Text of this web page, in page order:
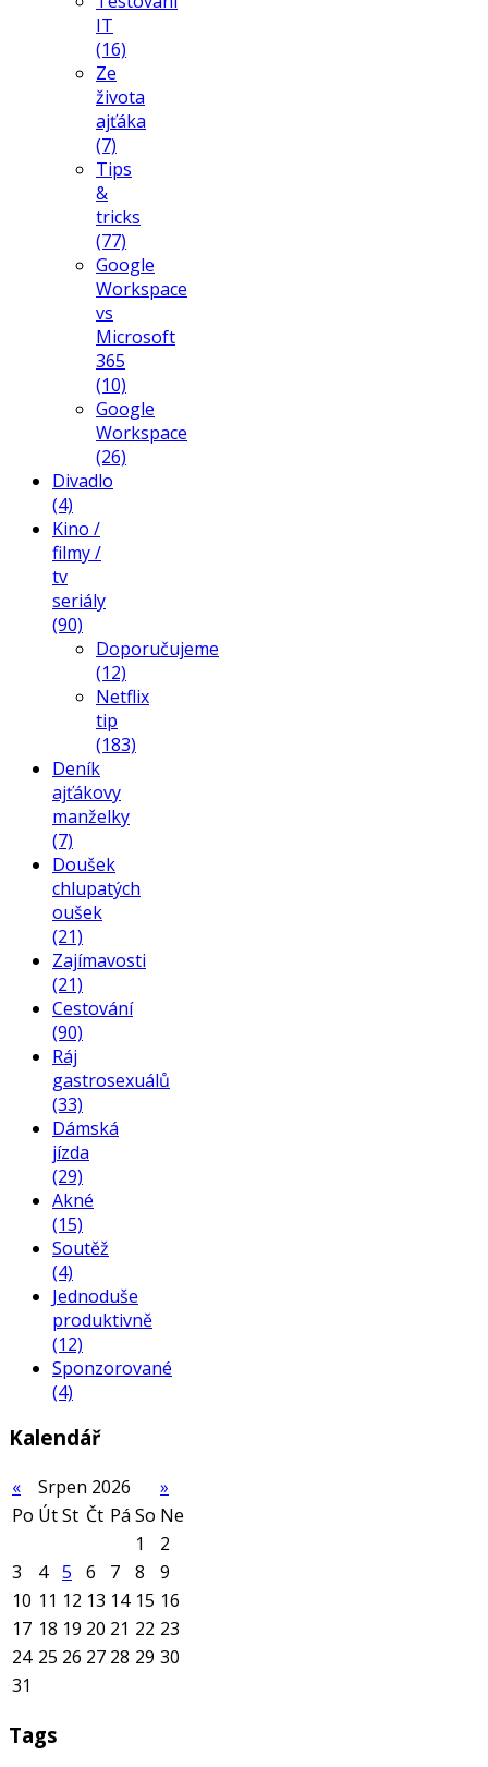
IT
(16)
Ze
života
ajťáka
(7)
Tips
&
tricks
(77)
Google
Workspace
vs
Microsoft
365
(10)
Google
Workspace
(26)
Divadlo
(4)
Kino /
filmy /
tv
seriály
(90)
Doporučujeme
(12)
Netflix
tip
(183)
Deník
ajťákovy
manželky
(7)
Doušek
chlupatých
oušek
(21)
Zajímavosti
(21)
Cestování
(90)
Ráj
gastrosexuálů
(33)
Dámská
jízda
(29)
Akné
(15)
Soutěž
(4)
Jednoduše
produktivně
(12)
Sponzorované
(4)
Kalendář
« Srpen 2026
»
Po ÚtSt Čt Pá So Ne
1
2
3
4 5 6 7 8
9
10 11 12 13 14 15 16
17 18 19 20 21 22 23
24 25 26 27 28 29 30
31
Tags